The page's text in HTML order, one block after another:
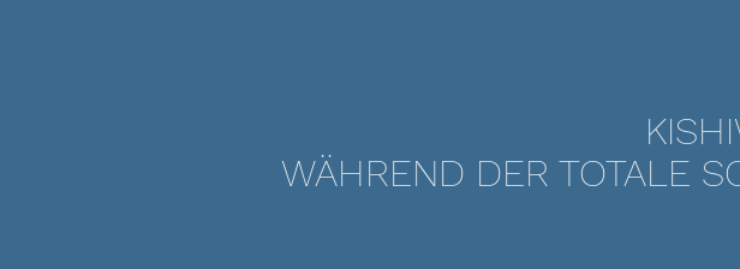
WÄHREND DER TOTALE